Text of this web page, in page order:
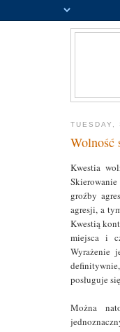
TUESDAY,
Wolność
Kwestia
groźby
agresji, a
Kwestią
miejsca i
Wyrażenie
posługuje
Można